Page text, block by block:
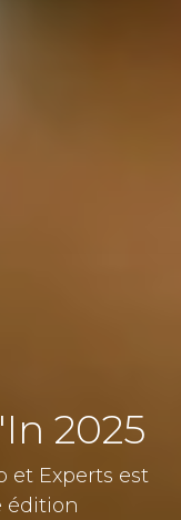
2025
et Experts est
édition